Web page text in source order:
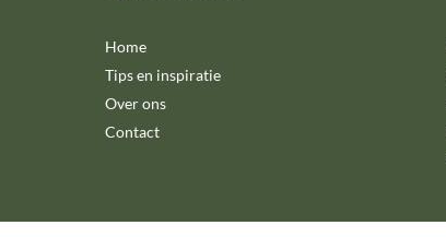
Home
Tips en inspiratie
Over ons
Contact